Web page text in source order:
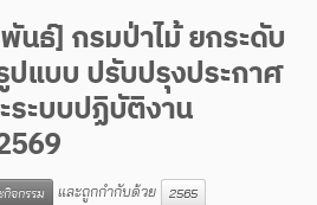
นธ์] กรมป่าไม้ ยกระดับ
แบบ ปรับปรุงประกาศ
ระบบปฏิบัติงาน
กิจกรรม และถูกกำกับด้วย
2565